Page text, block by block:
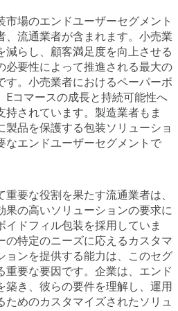
場のエンドユーザーセグメント
、流通業者が含まれます。小売業
減らし、顧客満足度を向上させる
必要性によって推進される最大の
す。小売業者におけるペーパーボ
Eコマースの成長と持続可能性へ
されています。製造業者もま
製品を保護する包装ソリューショ
なエンドユーザーセグメントで
要な役割を果たす流通業者は、
果の高いソリューションの要求に
イドフィル包装を採用していま
の特定のニーズに応えるカスタマ
ョンを提供する能力は、このセグ
重要な要因です。企業は、エンド
築き、彼らの要件を理解し、運用
ためのカスタマイズされたソリュ